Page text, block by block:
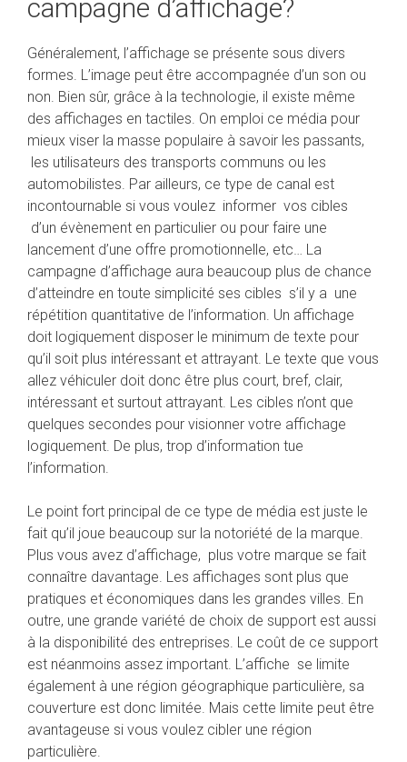
campagne d’affichage?
Généralement, l’affichage se présente sous divers
formes. L’image peut être accompagnée d’un son ou
non. Bien sûr, grâce à la technologie, il existe même
des affichages en tactiles. On emploi ce média pour
mieux viser la masse populaire à savoir les passants,
les utilisateurs des transports communs ou les
automobilistes. Par ailleurs, ce type de canal est
incontournable si vous voulez informer vos cibles
d’un évènement en particulier ou pour faire une
lancement d’une offre promotionnelle, etc… La
campagne d’affichage aura beaucoup plus de chance
d’atteindre en toute simplicité ses cibles s’il y a une
répétition quantitative de l’information. Un affichage
doit logiquement disposer le minimum de texte pour
qu’il soit plus intéressant et attrayant. Le texte que vous
allez véhiculer doit donc être plus court, bref, clair,
intéressant et surtout attrayant. Les cibles n’ont que
quelques secondes pour visionner votre affichage
logiquement. De plus, trop d’information tue
l’information.
Le point fort principal de ce type de média est juste le
fait qu’il joue beaucoup sur la notoriété de la marque.
Plus vous avez d’affichage, plus votre marque se fait
connaître davantage. Les affichages sont plus que
pratiques et économiques dans les grandes villes. En
outre, une grande variété de choix de support est aussi
à la disponibilité des entreprises. Le coût de ce support
est néanmoins assez important. L’affiche se limite
également à une région géographique particulière, sa
couverture est donc limitée. Mais cette limite peut être
avantageuse si vous voulez cibler une région
particulière.